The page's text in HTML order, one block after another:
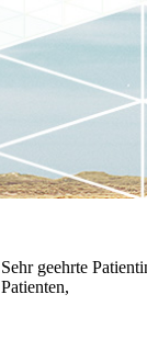
Sehr geehrte
Patienten,